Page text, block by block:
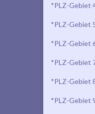
*PLZ-Gebiet
*PLZ-Gebiet
*PLZ-Gebiet
*PLZ-Gebiet
*PLZ-Gebiet
*PLZ-Gebiet